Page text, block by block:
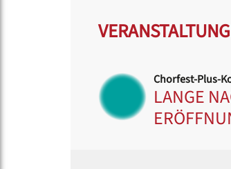
Chorfest-Plus-
LANGE